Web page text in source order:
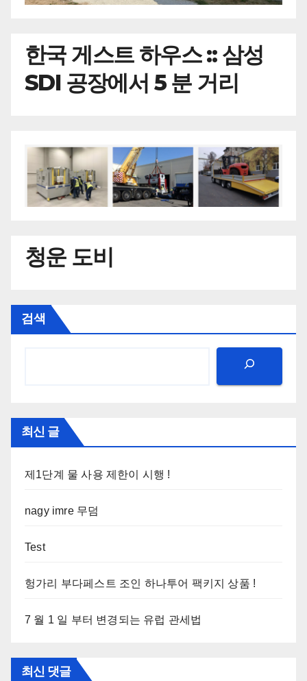
한국 게스트 하우스 :: 삼성
SDI 공장에서 5 분 거리
청운 도비
검색
최신 글
제1단계 물 사용 제한이 시행 !
nagy imre 무덤
Test
헝가리 부다페스트 조인 하나투어 팩키지 상품 !
7 월 1 일 부터 변경되는 유럽 관세법
최신 댓글